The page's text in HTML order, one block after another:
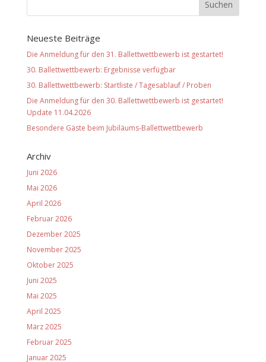
Neueste Beiträge
Die Anmeldung für den 31. Ballettwettbewerb ist gestartet!
30. Ballettwettbewerb: Ergebnisse verfügbar
30. Ballettwettbewerb: Startliste / Tagesablauf / Proben
Die Anmeldung für den 30. Ballettwettbewerb ist gestartet!
Update 11.04.2026
Besondere Gäste beim Jubiläums-Ballettwettbewerb
Archiv
Juni 2026
Mai 2026
April 2026
Februar 2026
Dezember 2025
November 2025
Oktober 2025
Juni 2025
Mai 2025
April 2025
März 2025
Februar 2025
Januar 2025